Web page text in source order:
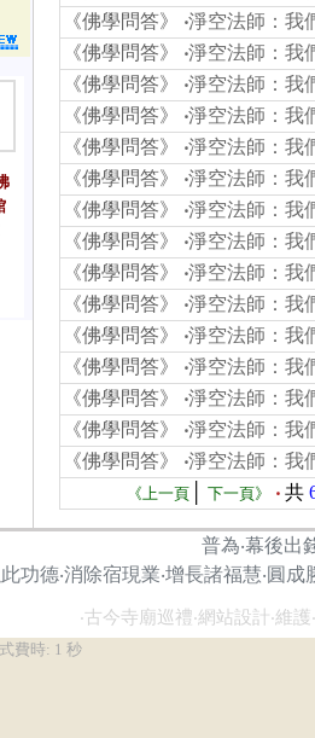
《佛學問答》 ‧淨空法師：我
《佛學問答》 ‧淨空法師：我
《佛學問答》 ‧淨空法師：我
《佛學問答》 ‧淨空法師：我
《佛學問答》 ‧淨空法師：我
《佛學問答》 ‧淨空法師：我
《佛學問答》 ‧淨空法師：我
《佛學問答》 ‧淨空法師：我
《佛學問答》 ‧淨空法師：我
《佛學問答》 ‧淨空法師：我
《佛學問答》 ‧淨空法師：我
《佛學問答》 ‧淨空法師：我
《佛學問答》 ‧淨空法師：我
《佛學問答》 ‧淨空法師：我
《佛學問答》 ‧淨空法師：我
《上一頁│ 下一頁》 ‧共
普為‧幕後出
功德‧消除宿現業‧增長諸福慧‧圓
‧古今寺廟巡禮‧網站設計‧維
費時: 1 秒